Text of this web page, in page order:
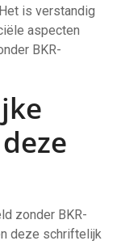
is verstandig
aspecten
BKR-
zonder BKR-
deze schriftelijk